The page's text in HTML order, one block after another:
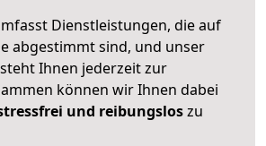
Dienstleistungen, die auf
abgestimmt sind, und unser
Ihnen jederzeit zur
können wir Ihnen dabei
und reibungsloszu